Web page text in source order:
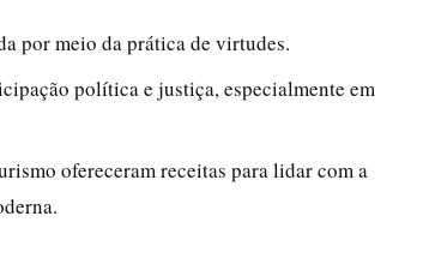
por meio da prática de virtudes.
política e justiça, especialmente em
ofereceram receitas para lidar com a